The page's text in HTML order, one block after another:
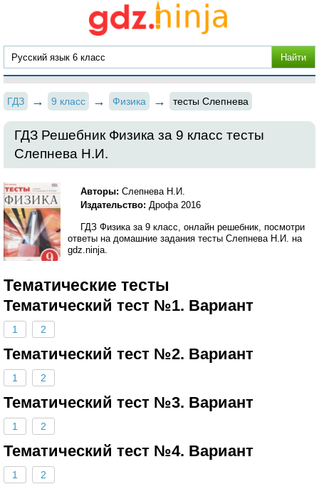
ГДЗ 9 класс Физика тесты Слепнева
ГДЗ Решебник Физика за 9 класс тесты
Слепнева Н.И.
Авторы: Слепнева Н.И.
Издательство:Дрофа 2016
ГДЗ Физика за 9 класс, онлайн решебник, посмотри
ответы на домашние задания тесты Слепнева Н.И. на
gdz.ninja.
Тематические тесты
Тематический тест №1. Вариант
1 2
Тематический тест №2. Вариант
1 2
Тематический тест №3. Вариант
1 2
Тематический тест №4. Вариант
1 2